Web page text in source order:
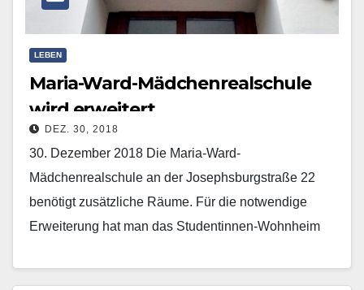
LEBEN
Maria-Ward-Mädchenrealschule
wird erweitert
DEZ. 30, 2018
30. Dezember 2018 Die Maria-Ward-
Mädchenrealschule an der Josephsburgstraße 22
benötigt zusätzliche Räume. Für die notwendige
Erweiterung hat man das Studentinnen-Wohnheim